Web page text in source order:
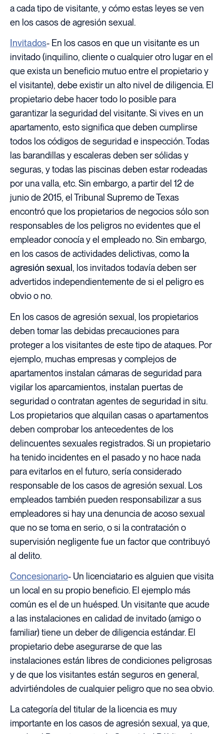
a cada tipo de visitante, y cómo estas leyes se ven
en los casos de agresión sexual.
Invitados- En los casos en que un visitante es un
invitado (inquilino, cliente o cualquier otro lugar en el
que exista un beneficio mutuo entre el propietario y
el visitante), debe existir un alto nivel de diligencia. El
propietario debe hacer todo lo posible para
garantizar la seguridad del visitante. Si vives en un
apartamento, esto significa que deben cumplirse
todos los códigos de seguridad e inspección. Todas
las barandillas y escaleras deben ser sólidas y
seguras, y todas las piscinas deben estar rodeadas
por una valla, etc. Sin embargo, a partir del 12 de
junio de 2015, el Tribunal Supremo de Texas
encontró que los propietarios de negocios sólo son
responsables de los peligros no evidentes que el
empleador conocía y el empleado no. Sin embargo,
en los casos de actividades delictivas, como la
agresión sexual , los invitados todavía deben ser
advertidos independientemente de si el peligro es
obvio o no.
En los casos de agresión sexual, los propietarios
deben tomar las debidas precauciones para
proteger a los visitantes de este tipo de ataques. Por
ejemplo, muchas empresas y complejos de
apartamentos instalan cámaras de seguridad para
vigilar los aparcamientos, instalan puertas de
seguridad o contratan agentes de seguridad in situ.
Los propietarios que alquilan casas o apartamentos
deben comprobar los antecedentes de los
delincuentes sexuales registrados. Si un propietario
ha tenido incidentes en el pasado y no hace nada
para evitarlos en el futuro, sería considerado
responsable de los casos de agresión sexual. Los
empleados también pueden responsabilizar a sus
empleadores si hay una denuncia de acoso sexual
que no se toma en serio, o si la contratación o
supervisión negligente fue un factor que contribuyó
al delito.
Concesionario- Un licenciatario es alguien que visita
un local en su propio beneficio. El ejemplo más
común es el de un huésped. Un visitante que acude
a las instalaciones en calidad de invitado (amigo o
familiar) tiene un deber de diligencia estándar. El
propietario debe asegurarse de que las
instalaciones están libres de condiciones peligrosas
y de que los visitantes están seguros en general,
advirtiéndoles de cualquier peligro que no sea obvio.
La categoría del titular de la licencia es muy
importante en los casos de agresión sexual, ya que,